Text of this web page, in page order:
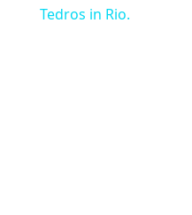
Tedros in Rio.